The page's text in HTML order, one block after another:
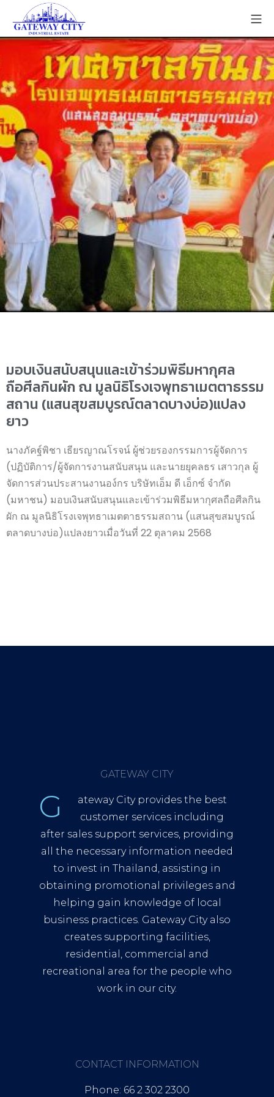
มอบเงินสนับสนุนและเข้าร่วมพิธีมหากุศล
ถือศีลกินผัก ณ มูลนิธิโรงเจพุทธาเมตตาธรรม
สถาน (แสนสุขสมบูรณ์ตลาดบางบ่อ)แปลง
ยาว
นางภัคฐ์พิชา เธียรญาณโรจน์ ผู้ช่วยรองกรรมการผู้จัดการ
(ปฏิบัติการ/ผู้จัดการงานสนับสนุน และนายยุคลธร เสาวกุล ผู้
จัดการส่วนประสานงานอง์กร บริษัทเอ็ม ดี เอ็กซ์ จำกัด
(มหาชน) มอบเงินสนับสนุนและเข้าร่วมพิธีมหากุศลถือศีลกิน
ผัก ณ มูลนิธิโรงเจพุทธาเมตตาธรรมสถาน (แสนสุขสมบูรณ์
ตลาดบางบ่อ)แปลงยาวเมื่อวันที่ 22 ตุลาคม 2568
GATEWAY CITY
G
ateway City provides the best
customer services including
after sales support services, providing
all the necessary information needed
to invest in Thailand, assisting in
obtaining promotional privileges and
helping gain knowledge of local
business practices. Gateway City also
creates supporting facilities,
residential, commercial and
recreational area for the people who
work in our city.
CONTACT INFORMATION
Phone: 66 2 302 2300